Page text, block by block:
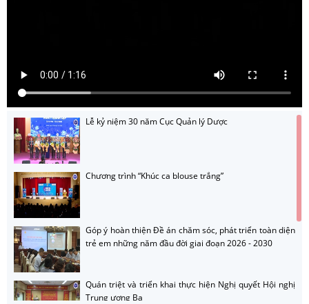
Lễ kỷ niệm 30 năm Cục Quản lý Dược
Chương trình “Khúc ca blouse trắng”
Góp ý hoàn thiện Đề án chăm sóc, phát triển toàn diện
trẻ em những năm đầu đời giai đoạn 2026 - 2030
Quán triệt và triển khai thực hiện Nghị quyết Hội nghị
Trung ương Ba